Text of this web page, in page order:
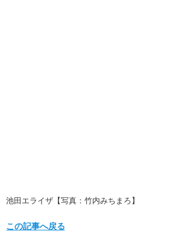
池田エライザ【写真：竹内みちまろ】
この記事へ戻る